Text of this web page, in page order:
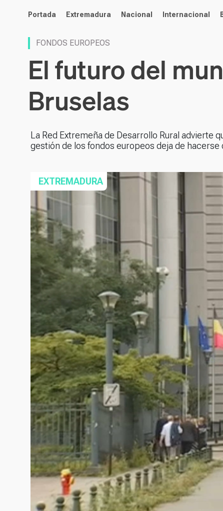
noticias
Portada Extremadura Nacional Internacional
FONDOS EUROPEOS
El futuro del
Bruselas
La Red Extremeña de Desarrollo Rural
gestión de los fondos europeos deja de
EXTREMADURA